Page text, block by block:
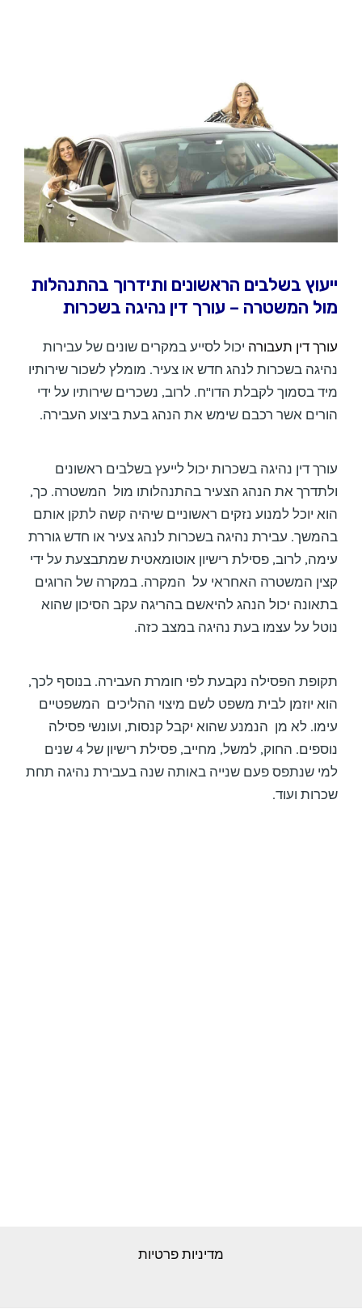
ייעוץ בשלבים הראשונים ותידרוך בהתנהלות
מול המשטרה – עורך דין נהיגה בשכרות
עורך דין תעבורה יכול לסייע במקרים שונים של עבירות
נהיגה בשכרות לנהג חדש או צעיר. מומלץ לשכור שירותיו
מיד בסמוך לקבלת הדו"ח. לרוב, נשכרים שירותיו על ידי
הורים אשר רכבם שימש את הנהג בעת ביצוע העבירה.
עורך דין נהיגה בשכרות יכול לייעץ בשלבים ראשונים
ולתדרך את הנהג הצעיר בהתנהלותו מול המשטרה. כך,
הוא יוכל למנוע נזקים ראשוניים שיהיה קשה לתקן אותם
בהמשך. עבירת נהיגה בשכרות לנהג צעיר או חדש גוררת
עימה, לרוב, פסילת רישיון אוטומאטית שמתבצעת על ידי
קצין המשטרה האחראי על המקרה. במקרה של הרוגים
בתאונה יכול הנהג להיאשם בהריגה עקב הסיכון שהוא
נוטל על עצמו בעת נהיגה במצב כזה.
תקופת הפסילה נקבעת לפי חומרת העבירה. בנוסף לכך,
הוא יוזמן לבית משפט לשם מיצוי ההליכים המשפטיים
עימו. לא מן הנמנע שהוא יקבל קנסות, ועונשי פסילה
נוספים. החוק, למשל, מחייב, פסילת רישיון של 4 שנים
למי שנתפס פעם שנייה באותה שנה בעבירת נהיגה תחת
שכרות ועוד.
מדיניות פרטיות